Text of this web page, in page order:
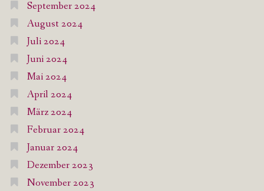
September 2024
August 2024
Juli 2024
Juni 2024
Mai 2024
April 2024
März 2024
Februar 2024
Januar 2024
Dezember 2023
November 2023